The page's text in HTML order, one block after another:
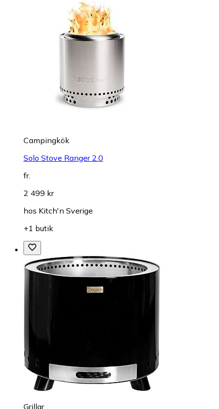
Campingkök
Solo Stove Ranger 2.0
fr.
2 499 kr
hos Kitch'n Sverige
+1 butik
Grillar